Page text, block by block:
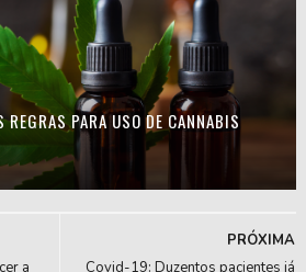
REGRAS PARA USO DE CANNABIS
PRÓXIMA
Covid-19: Duzentos pacientes já
a